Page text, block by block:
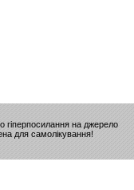
гіперпосилання на джерело
для самолікування!